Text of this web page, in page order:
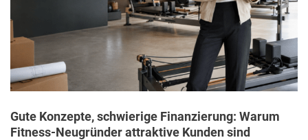
Gute Konzepte, schwierige Finanzierung: Warum
Fitness-Neugründer attraktive Kunden sind